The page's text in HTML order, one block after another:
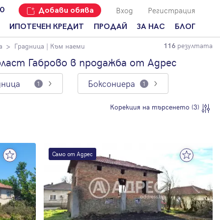
Добави обява Вход Регистрация
ИПОТЕЧЕН КРЕДИТ ПРОДАЙ
Защо да
продам
имот с
ЗА НАС
Наши офиси
Кариери
Кои сме ние?
Мениджмънт
Често
задавани
въпроси
БЛОГ
За продавачи
За купувачи
кредитиране
За
наематели
Анализ на
пазара
Новини
Градница | Към наеми 116 резултата
Габрово в продажба от Адрес
1 Боксониера 1
Корекция на търсенето (3)
Само от Адрес